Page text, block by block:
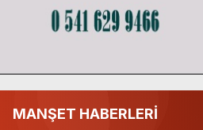
MANŞET HABERLERİ